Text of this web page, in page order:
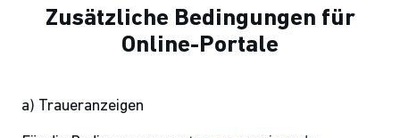
Zusätzliche Bedingungen für
Online-Portale
a) Traueranzeigen